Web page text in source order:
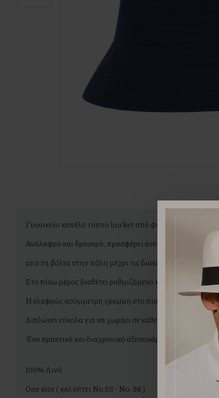
Γυναικείο καπέλο τύπου bucket από φυσικό λινό
Ανάλαφρο και δροσερό, προσφέρει άνεση και
από τη βόλτα στην πόλη μέχρι τις διακοπές.
Στο πίσω μέρος διαθέτει ρυθμιζόμενο κορδόνι, το οποίο
Η ελαφρώς ασύμμετρη γραμμή στο πίσω μέρος
Διπλώνει εύκολα για να χωράει σε κάθε τσάντα.
Ένα πρακτικό και διαχρονικό αξεσουάρ για τις ζεστές
100% Λινό
One size ( καλύπτει No.55 - No. 58 )